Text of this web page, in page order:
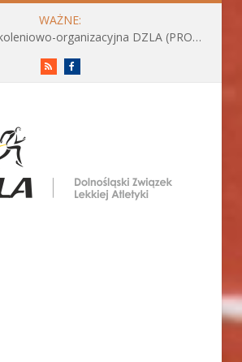
WAŻNE:
Konferencja szkoleniowo-organizacyjna DZLA (PROGRAM już do pobrania)
RSS